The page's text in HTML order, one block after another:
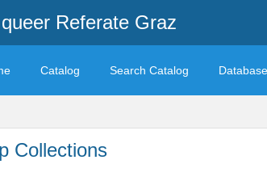
queer Referate Graz
Catalog Search Catalog
Collections